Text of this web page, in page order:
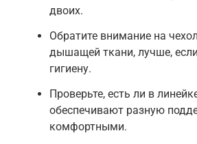
двоих.
Обратите внимание на
дышащей ткани, лучше,
гигиену.
Проверьте, есть ли в
обеспечивают разную
комфортными.